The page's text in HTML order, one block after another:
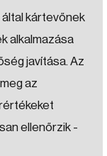
által kártevőnek
alkalmazása
javítása. Az
az
ellenőrzik -